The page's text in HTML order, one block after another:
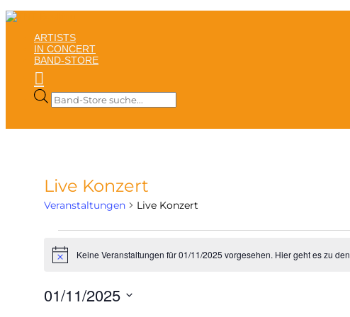
ARTISTS
IN CONCERT
BAND-STORE

Products
search
Live Konzert
Veranstaltungen Live Konzert
fürHinweisKeine Veranstaltungen für 01/11/2025 vorgesehen. Hier geht es zu den
01/11/2025